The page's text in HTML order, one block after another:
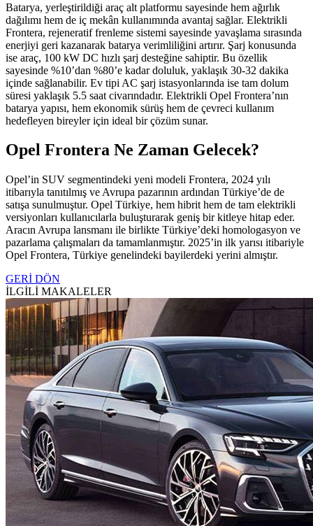
Batarya, yerleştirildiği araç alt platformu sayesinde hem ağırlık
dağılımı hem de iç mekân kullanımında avantaj sağlar. Elektrikli
Frontera, rejeneratif frenleme sistemi sayesinde yavaşlama sırasında
enerjiyi geri kazanarak batarya verimliliğini artırır. Şarj konusunda
ise araç, 100 kW DC hızlı şarj desteğine sahiptir. Bu özellik
sayesinde %10’dan %80’e kadar doluluk, yaklaşık 30-32 dakika
içinde sağlanabilir. Ev tipi AC şarj istasyonlarında ise tam dolum
süresi yaklaşık 5.5 saat civarındadır. Elektrikli Opel Frontera’nın
batarya yapısı, hem ekonomik sürüş hem de çevreci kullanım
hedefleyen bireyler için ideal bir çözüm sunar.
Opel Frontera Ne Zaman Gelecek?
Opel’in SUV segmentindeki yeni modeli Frontera, 2024 yılı
itibarıyla tanıtılmış ve Avrupa pazarının ardından Türkiye’de de
satışa sunulmuştur. Opel Türkiye, hem hibrit hem de tam elektrikli
versiyonları kullanıcılarla buluşturarak geniş bir kitleye hitap eder.
Aracın Avrupa lansmanı ile birlikte Türkiye’deki homologasyon ve
pazarlama çalışmaları da tamamlanmıştır. 2025’in ilk yarısı itibariyle
Opel Frontera, Türkiye genelindeki bayilerdeki yerini almıştır.
GERİ DÖN
İLGİLİ MAKALELER